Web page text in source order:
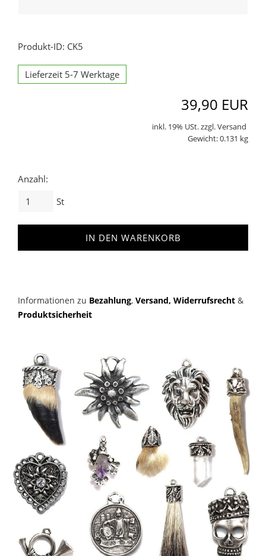
Produkt-ID: CK5
Lieferzeit 5-7 Werktage
39,90 EUR
inkl. 19% USt. zzgl. Versand
Gewicht: 0.131 kg
Anzahl:
St
IN DEN WARENKORB
Informationen zu Bezahlung, Versand, Widerrufsrecht &
Produktsicherheit